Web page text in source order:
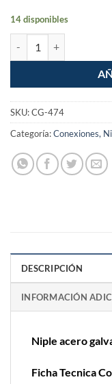
14 disponibles
SKU:CG-474
Categoría:Conexiones,
DESCRIPCIÓN
INFORMACIÓN
Niple acero
Ficha Tecnica